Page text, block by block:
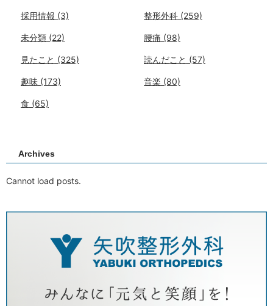
採用情報 (3) 整形外科 (259)
未分類 (22) 腰痛 (98)
見たこと (325) 読んだこと (57)
趣味 (173) 音楽 (80)
食 (65)
Archives
Cannot load posts.